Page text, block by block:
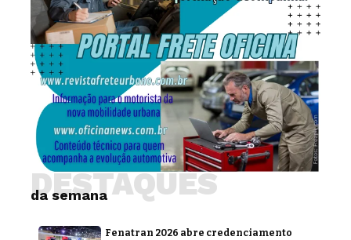
da semana
DESTAQUES
Fenatran 2026 abre credenciamento